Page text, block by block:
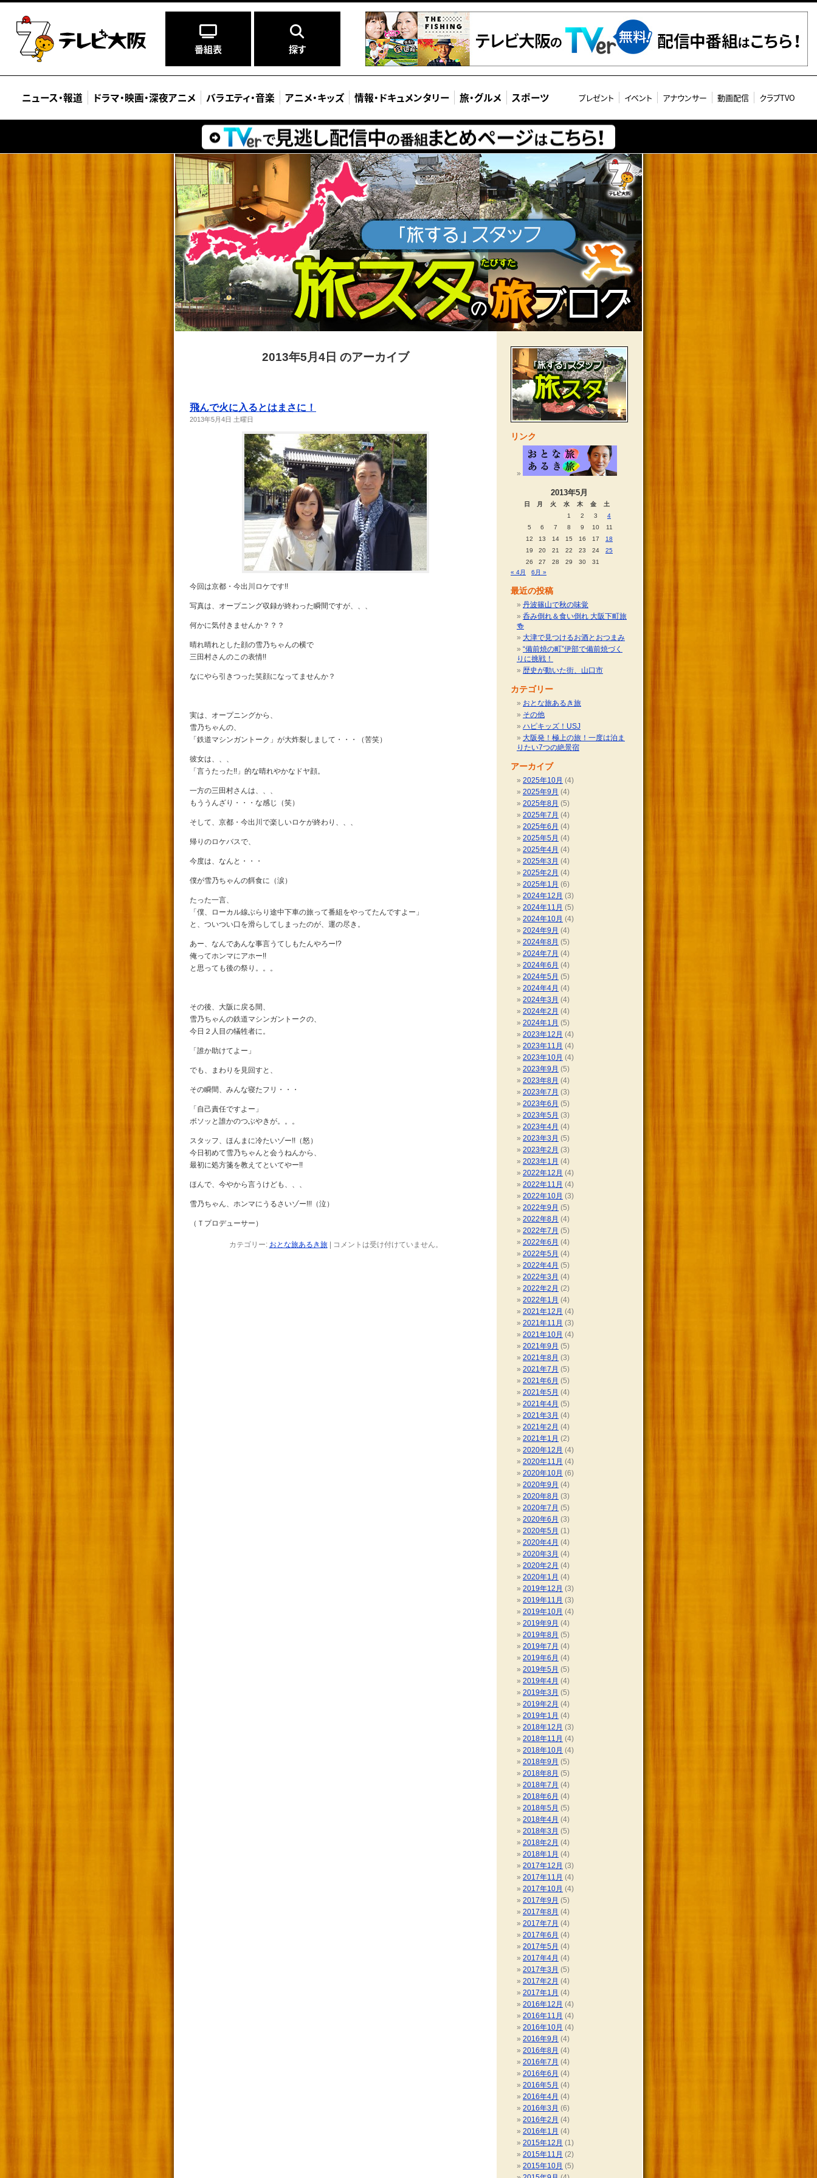
番組表 探す
ニュース・報道 ドラマ・映画・深夜アニメ バラエティ・音楽 アニメ・キッズ 情報・ ドキュメンタリー 旅・グルメ スポーツ プレゼント イベント アナウンサー 動画配信 クラブTVO
2013年5月4日 のアーカイブ
飛んで火に入るとはまさに！
2013年5月4日 土曜日
今回は京都・今出川ロケです!!
写真は、オープニング収録が終わった瞬間ですが、、、
何かに気付きませんか？？？
晴れ晴れとした顔の雪乃ちゃんの横で
三田村さんのこの表情!!
なにやら引きつった笑顔になってませんか？
実は、オープニングから、
雪乃ちゃんの、
「鉄道マシンガントーク」が大炸裂しまして・・・（苦笑）
彼女は、、、
「言うたった!!」的な晴れやかなドヤ顔。
一方の三田村さんは、、、
もううんざり・・・な感じ（笑）
そして、京都・今出川で楽しいロケが終わり、、、
帰りのロケバスで、
今度は、なんと・・・
僕が雪乃ちゃんの餌食に（涙）
たった一言、
「僕、ローカル線ぶらり途中下車の旅って番組をやってたんですよー」
と、ついつい口を滑らしてしまったのが、運の尽き。
あー、なんであんな事言うてしもたんやろー!?
俺ってホンマにアホー!!
と思っても後の祭り。。。
その後、大阪に戻る間、
雪乃ちゃんの鉄道マシンガントークの、
今日２人目の犠牲者に。
「誰か助けてよー」
でも、まわりを見回すと、
その瞬間、みんな寝たフリ・・・
「自己責任ですよー」
ボソッと誰かのつぶやきが。。。
スタッフ、ほんまに冷たいゾー!!（怒）
今日初めて雪乃ちゃんと会うねんから、
最初に処方箋を教えてといてやー!!
ほんで、今やから言うけども、、、
雪乃ちゃん、ホンマにうるさいゾー!!!（泣）
（Ｔプロデューサー）
カテゴリー: おとな旅あるき旅| コメントは受け付けていません。
リンク
2013年5月
日 月 火 水 木 金
土
1
2 3
4
5
6 7 8 9 10
11
12
13 14 15 16 17
18
19
20 21 22 23 24
25
26
27 28 29 30
31
« 4月
6月 »
最近の投稿
丹波篠山で秋の味覚
呑み倒れ＆食い倒れ 大阪下町旅
🍻
大津で見つけるお酒とおつまみ
“備前焼の町”伊部で備前焼づく
りに挑戦！
歴史が動いた街、山口市
カテゴリー
おとな旅あるき旅
その他
ハピキッズ！USJ
大阪発！極上の旅！一度は泊ま
りたい7つの絶景宿
アーカイブ
2025年10月 (4)
2025年9月 (4)
2025年8月 (5)
2025年7月 (4)
2025年6月 (4)
2025年5月 (4)
2025年4月 (4)
2025年3月 (4)
2025年2月 (4)
2025年1月 (6)
2024年12月 (3)
2024年11月 (5)
2024年10月 (4)
2024年9月 (4)
2024年8月 (5)
2024年7月 (4)
2024年6月 (4)
2024年5月 (5)
2024年4月 (4)
2024年3月 (4)
2024年2月 (4)
2024年1月 (5)
2023年12月 (4)
2023年11月 (4)
2023年10月 (4)
2023年9月 (5)
2023年8月 (4)
2023年7月 (3)
2023年6月 (5)
2023年5月 (3)
2023年4月 (4)
2023年3月 (5)
2023年2月 (3)
2023年1月 (4)
2022年12月 (4)
2022年11月 (4)
2022年10月 (3)
2022年9月 (5)
2022年8月 (4)
2022年7月 (5)
2022年6月 (4)
2022年5月 (4)
2022年4月 (5)
2022年3月 (4)
2022年2月 (2)
2022年1月 (4)
2021年12月 (4)
2021年11月 (3)
2021年10月 (4)
2021年9月 (5)
2021年8月 (3)
2021年7月 (5)
2021年6月 (5)
2021年5月 (4)
2021年4月 (5)
2021年3月 (4)
2021年2月 (4)
2021年1月 (2)
2020年12月 (4)
2020年11月 (4)
2020年10月 (6)
2020年9月 (4)
2020年8月 (3)
2020年7月 (5)
2020年6月 (3)
2020年5月 (1)
2020年4月 (4)
2020年3月 (4)
2020年2月 (4)
2020年1月 (4)
2019年12月 (3)
2019年11月 (3)
2019年10月 (4)
2019年9月 (4)
2019年8月 (5)
2019年7月 (4)
2019年6月 (4)
2019年5月 (5)
2019年4月 (4)
2019年3月 (5)
2019年2月 (4)
2019年1月 (4)
2018年12月 (3)
2018年11月 (4)
2018年10月 (4)
2018年9月 (5)
2018年8月 (5)
2018年7月 (4)
2018年6月 (4)
2018年5月 (5)
2018年4月 (4)
2018年3月 (5)
2018年2月 (4)
2018年1月 (4)
2017年12月 (3)
2017年11月 (4)
2017年10月 (4)
2017年9月 (5)
2017年8月 (4)
2017年7月 (4)
2017年6月 (4)
2017年5月 (4)
2017年4月 (4)
2017年3月 (5)
2017年2月 (4)
2017年1月 (4)
2016年12月 (4)
2016年11月 (4)
2016年10月 (4)
2016年9月 (4)
2016年8月 (4)
2016年7月 (4)
2016年6月 (4)
2016年5月 (4)
2016年4月 (4)
2016年3月 (6)
2016年2月 (4)
2016年1月 (4)
2015年12月 (1)
2015年11月 (2)
2015年10月 (5)